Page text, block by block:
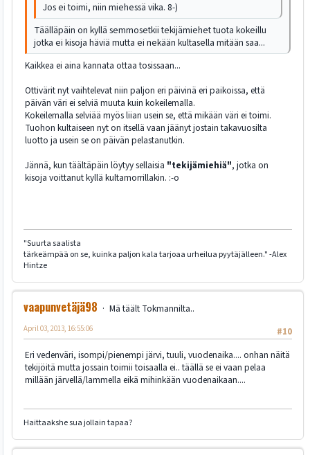
Jos ei toimi, niin miehessä vika. 8-)
Täälläpäin on kyllä semmosetkii tekijämiehet tuota kokeillu
jotka ei kisoja häviä mutta ei nekään kultasella mitään saa...
Kaikkea ei aina kannata ottaa tosissaan...
Ottivärit nyt vaihtelevat niin paljon eri päivinä eri paikoissa, että
päivän väri ei selviä muuta kuin kokeilemalla.
Kokeilemalla selviää myös liian usein se, että mikään väri ei toimi.
Tuohon kultaiseen nyt on itsellä vaan jäänyt jostain takavuosilta
luotto ja usein se on päivän pelastanutkin.
Jännä, kun täältäpäin löytyy sellaisia "tekijämiehiä", jotka on
kisoja voittanut kyllä kultamorrillakin. :-o
"Suurta saalista
tärkeämpää on se, kuinka paljon kala tarjoaa urheilua pyytäjälleen." -Alex
Hintze
vaapunvetäjä98
Mä täält Tokmannilta..
#10
April 03, 2013, 16:55:06
Eri vedenväri, isompi/pienempi järvi, tuuli, vuodenaika.... onhan näitä
tekijöitä mutta jossain toimii toisaalla ei.. täällä se ei vaan pelaa
millään järvellä/lammella eikä mihinkään vuodenaikaan....
Haittaakshe sua jollain tapaa?